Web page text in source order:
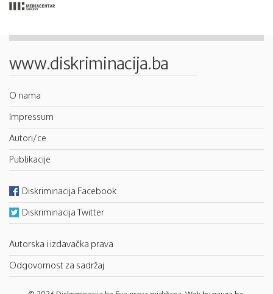
www.diskriminacija.ba
O nama
Impressum
Autori/ce
Publikacije
Diskriminacija Facebook
Diskriminacija Twitter
Autorska i izdavačka prava
Odgovornost za sadržaj